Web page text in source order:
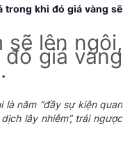
trong khi đó giá vàng sẽ
sẽ lên ngôi,
giá vàng
năm “đầy sự kiện quan
lây nhiễm”, trái ngược